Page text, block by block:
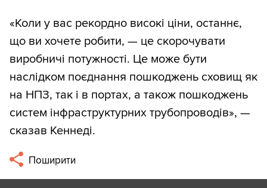
«Коли у вас рекордно високі ціни, останнє,
що ви хочете робити, — це скорочувати
виробничі потужності. Це може бути
наслідком поєднання пошкоджень сховищ як
на НПЗ, так і в портах, а також пошкоджень
систем інфраструктурних трубопроводів», —
сказав Кеннеді.
Поширити